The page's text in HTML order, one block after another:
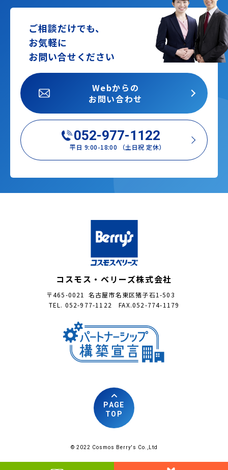
ご相談だけでも、
お気軽に
お問い合せください
052-977-1122
平日 9:00-18:00 （土日祝 定休）
Webからの
お問い合わせ
コスモス・ベリーズ株式会社
〒465-0021 名古屋市名東区猪子石1-503
TEL. 052-977-1122 FAX.052-774-1179
© 2022 Cosmos Berry's Co.,Ltd
PAGE
TOP